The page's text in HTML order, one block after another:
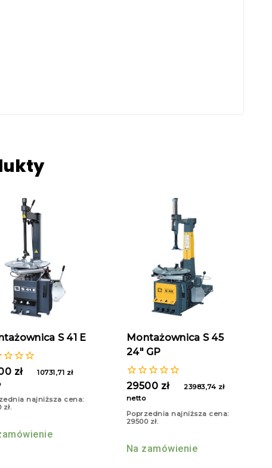
S 41 E
zł 10731,71 zł
najniższa cena:
zł.
Montażownica S 45
24″ GP
0
z
29500 zł 23983,74 zł
netto
Poprzednia najniższa cena:
29500 zł.
Na zamówienie